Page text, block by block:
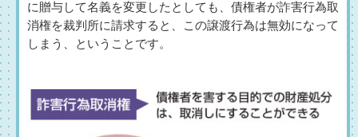
に贈与して名義を変更したとしても、債権者が詐害行為取
消権を裁判所に請求すると、この譲渡行為は無効になって
しまう、ということです。